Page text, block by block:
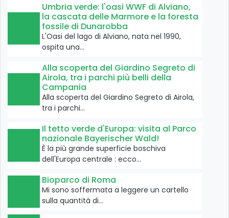
Umbria verde: l'oasi WWF di Alviano,
la cascata delle Marmore e la foresta
fossile di Dunarobba
L'Oasi del lago di Alviano, nata nel 1990,
ospita una…
Alla scoperta del Giardino Segreto di
Airola, tra i parchi più belli della
Campania
Alla scoperta del Giardino Segreto di Airola,
tra i parchi…
Il tetto verde d'Europa: visita al Parco
nazionale Bayerischer Wald!
È la più grande superficie boschiva
dell'Europa centrale : ecco…
Bioparco di Roma
Mi sono soffermata a leggere un cartello
sulla quantità di…